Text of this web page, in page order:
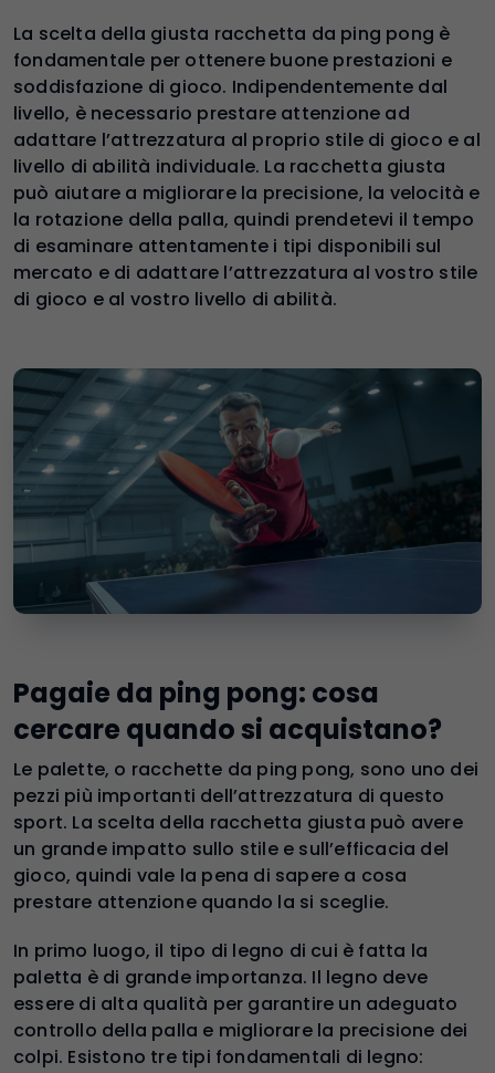
La scelta della giusta racchetta da ping pong è
fondamentale per ottenere buone prestazioni e
soddisfazione di gioco. Indipendentemente dal
livello, è necessario prestare attenzione ad
adattare l’attrezzatura al proprio stile di gioco e al
livello di abilità individuale. La racchetta giusta
può aiutare a migliorare la precisione, la velocità e
la rotazione della palla, quindi prendetevi il tempo
di esaminare attentamente i tipi disponibili sul
mercato e di adattare l’attrezzatura al vostro stile
di gioco e al vostro livello di abilità.
Pagaie da ping pong: cosa
cercare quando si acquistano?
Le palette, o racchette da ping pong, sono uno dei
pezzi più importanti dell’attrezzatura di questo
sport. La scelta della racchetta giusta può avere
un grande impatto sullo stile e sull’efficacia del
gioco, quindi vale la pena di sapere a cosa
prestare attenzione quando la si sceglie.
In primo luogo, il tipo di legno di cui è fatta la
paletta è di grande importanza. Il legno deve
essere di alta qualità per garantire un adeguato
controllo della palla e migliorare la precisione dei
colpi. Esistono tre tipi fondamentali di legno: